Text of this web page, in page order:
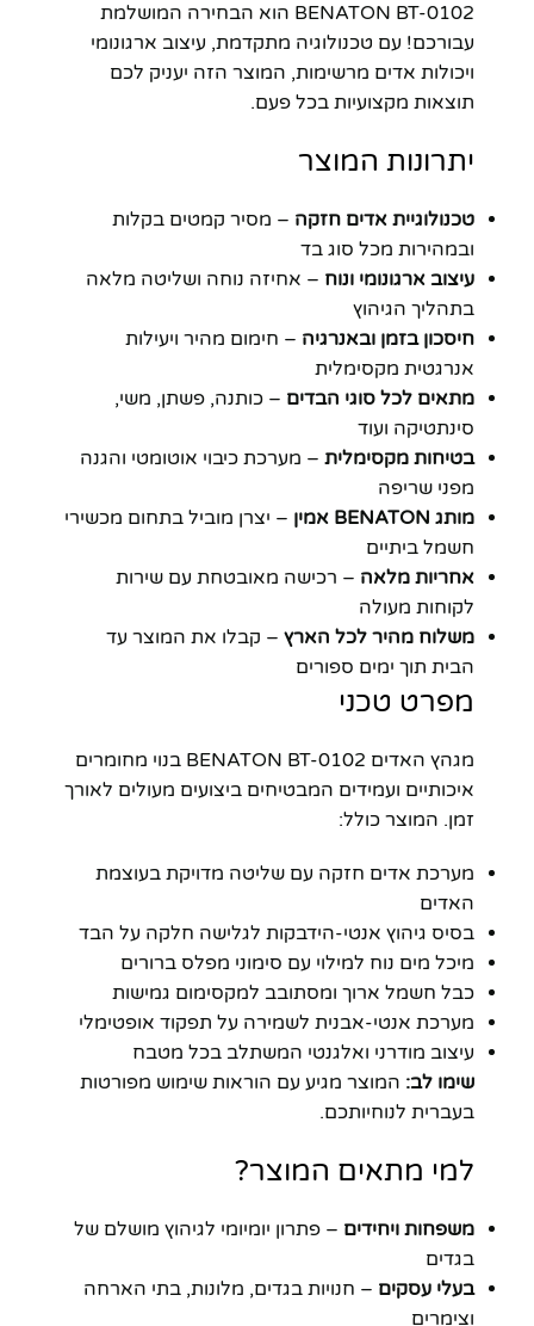
BENATON BT-0102 הוא הבחירה המושלמת
עבורכם! עם טכנולוגיה מתקדמת, עיצוב ארגונומי
ויכולות אדים מרשימות, המוצר הזה יעניק לכם
תוצאות מקצועיות בכל פעם.
יתרונות המוצר
טכנולוגיית אדים חזקה – מסיר קמטים בקלות
ובמהירות מכל סוג בד
עיצוב ארגונומי ונוח – אחיזה נוחה ושליטה מלאה
בתהליך הגיהוץ
חיסכון בזמן ובאנרגיה – חימום מהיר ויעילות
אנרגטית מקסימלית
מתאים לכל סוגי הבדים – כותנה, פשתן, משי,
סינתטיקה ועוד
בטיחות מקסימלית – מערכת כיבוי אוטומטי והגנה
מפני שריפה
מותג BENATON אמין
– יצרן מוביל בתחום מכשירי
חשמל ביתיים
אחריות מלאה – רכישה מאובטחת עם שירות
לקוחות מעולה
משלוח מהיר לכל הארץ – קבלו את המוצר עד
הבית תוך ימים ספורים
מפרט טכני
מגהץ האדים BENATON BT-0102 בנוי מחומרים
איכותיים ועמידים המבטיחים ביצועים מעולים לאורך
זמן. המוצר כולל:
מערכת אדים חזקה עם שליטה מדויקת בעוצמת
האדים
בסיס גיהוץ אנטי-הידבקות לגלישה חלקה על הבד
מיכל מים נוח למילוי עם סימוני מפלס ברורים
כבל חשמל ארוך ומסתובב למקסימום גמישות
מערכת אנטי-אבנית לשמירה על תפקוד אופטימלי
עיצוב מודרני ואלגנטי המשתלב בכל מטבח
שימו לב: המוצר מגיע עם הוראות שימוש מפורטות
בעברית לנוחיותכם.
למי מתאים המוצר?
משפחות ויחידים – פתרון יומיומי לגיהוץ מושלם של
בגדים
בעלי עסקים – חנויות בגדים, מלונות, בתי הארחה
וצימרים